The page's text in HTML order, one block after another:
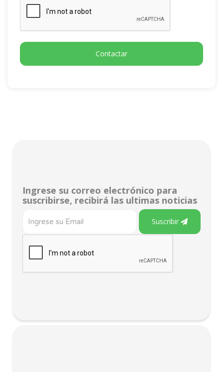
Contactar
Ingrese su correo electrónico para
suscribirse, recibirá las ultimas noticias
Suscribir